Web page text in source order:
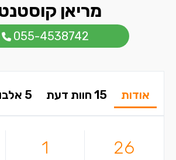
מריאן
055-4538742
אודות 15 חוות דעת 5 אלבומי תמונות
26
1